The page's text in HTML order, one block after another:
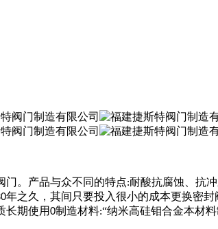
门。产品与众不同的特点:耐酸抗腐蚀、抗
年之久，其间只要投入很小的成本更换密
长期使用0制造材料:“纳米高硅钼合金本材